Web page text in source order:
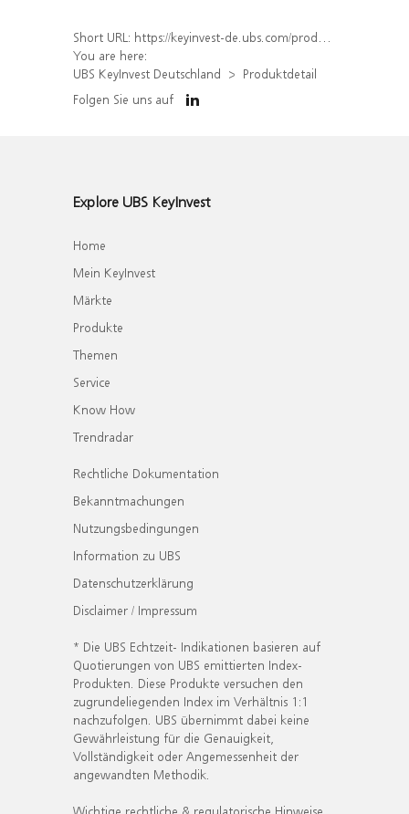
Short URL: https://keyinvest-de.ubs.com/produkt/detail/index/isin/DE000WA5PTE0
You are here:
UBS KeyInvest Deutschland
Produktdetail
Folgen Sie uns auf
Explore UBS KeyInvest
Home
Mein KeyInvest
Märkte
Produkte
Themen
Service
Know How
Trendradar
Rechtliche Dokumentation
Bekanntmachungen
Nutzungsbedingungen
Information zu UBS
Datenschutzerklärung
Disclaimer / Impressum
* Die UBS Echtzeit- Indikationen basieren auf
Quotierungen von UBS emittierten Index-
Produkten. Diese Produkte versuchen den
zugrundeliegenden Index im Verhältnis 1:1
nachzufolgen. UBS übernimmt dabei keine
Gewährleistung für die Genauigkeit,
Vollständigkeit oder Angemessenheit der
angewandten Methodik.